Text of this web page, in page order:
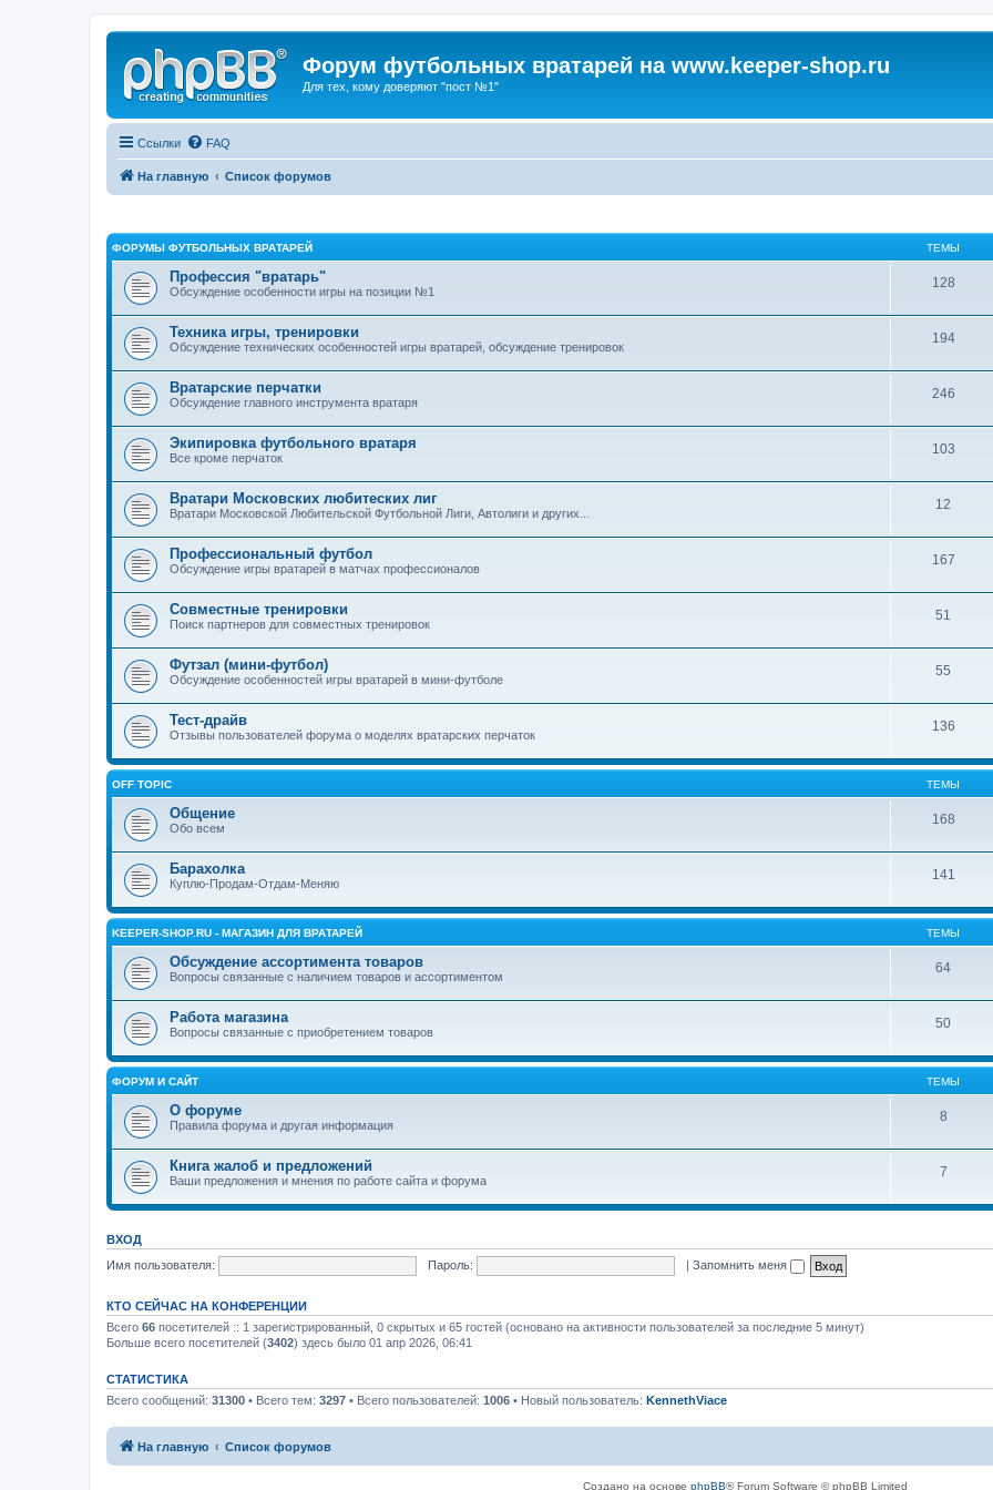
Форум футбольных вратарей на www.keeper-shop.ru
Для тех, кому доверяют "пост №1"
Ссылки FAQ
На главную Список форумов
ФОРУМЫ ФУТБОЛЬНЫХ ВРАТАРЕЙ ТЕМЫ
Профессия "вратарь"
Обсуждение особенности игры на позиции №1
128
Техника игры, тренировки
Обсуждение технических особенностей игры вратарей, обсуждение тренировок
194
Вратарские перчатки
Обсуждение главного инструмента вратаря
246
Экипировка футбольного вратаря
Все кроме перчаток
103
Вратари Московских любитеских лиг
Вратари Московской Любительской Футбольной Лиги, Автолиги и других...
12
Профессиональный футбол
Обсуждение игры вратарей в матчах профессионалов
167
Совместные тренировки
Поиск партнеров для совместных тренировок
51
Футзал (мини-футбол)
Обсуждение особенностей игры вратарей в мини-футболе
55
Тест-драйв
Отзывы пользователей форума о моделях вратарских перчаток
136
OFF TOPIC ТЕМЫ
Общение
Обо всем
168
Барахолка
Куплю-Продам-Отдам-Меняю
141
KEEPER-SHOP.RU - МАГАЗИН ДЛЯ ВРАТАРЕЙ ТЕМЫ
Обсуждение ассортимента товаров
Вопросы связанные с наличием товаров и ассортиментом
64
Работа магазина
Вопросы связанные с приобретением товаров
50
ФОРУМ И САЙТ ТЕМЫ
О форуме
Правила форума и другая информация
8
Книга жалоб и предложений
Ваши предложения и мнения по работе сайта и форума
7
ВХОД
Имя пользователя:
Пароль: | Запомнить меня
КТО СЕЙЧАС НА КОНФЕРЕНЦИИ
Всего 66 посетителей :: 1 зарегистрированный, 0 скрытых и 65 гостей (основано на активности пользователей за последние 5 минут)
Больше всего посетителей (3402) здесь было 01 апр 2026, 06:41
СТАТИСТИКА
Всего сообщений: 31300 • Всего тем: 3297 • Всего пользователей: 1006 • Новый пользователь: KennethViace
На главную Список форумов
Создано на основе phpBB® Forum Software © phpBB Limited